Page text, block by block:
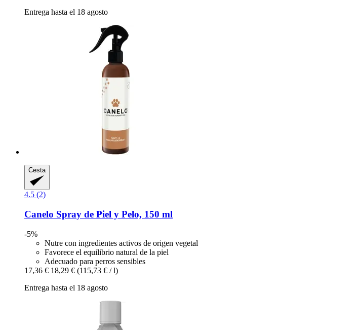
Entrega hasta el 18 agosto
Cesta
4.5 (2)
Canelo Spray de Piel y Pelo, 150 ml
-5%
Nutre con ingredientes activos de origen vegetal
Favorece el equilibrio natural de la piel
Adecuado para perros sensibles
17,36 € 18,29 € (115,73 € / l)
Entrega hasta el 18 agosto